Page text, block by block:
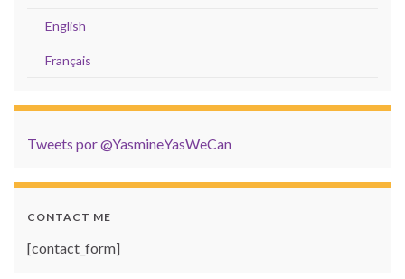
English
Français
Tweets por @YasmineYasWeCan
CONTACT ME
[contact_form]